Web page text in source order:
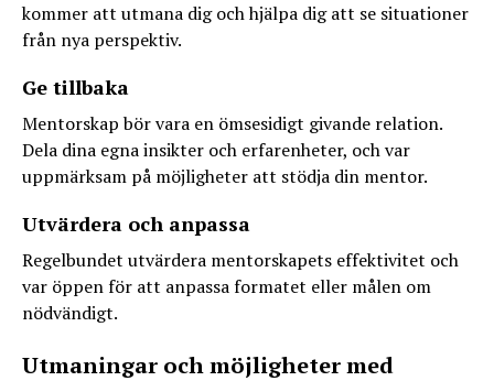
kommer att utmana dig och hjälpa dig att se situationer
från nya perspektiv.
Ge tillbaka
Mentorskap bör vara en ömsesidigt givande relation.
Dela dina egna insikter och erfarenheter, och var
uppmärksam på möjligheter att stödja din mentor.
Utvärdera och anpassa
Regelbundet utvärdera mentorskapets effektivitet och
var öppen för att anpassa formatet eller målen om
nödvändigt.
Utmaningar och möjligheter med